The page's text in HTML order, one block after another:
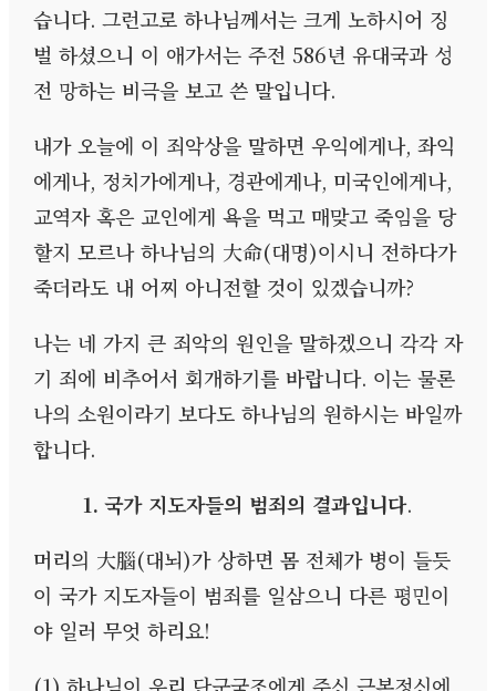
습니다. 그런고로 하나님께서는 크게 노하시어 징
벌 하셨으니 이 애가서는 주전 586년 유대국과 성
전 망하는 비극을 보고 쓴 말입니다.
내가 오늘에 이 죄악상을 말하면 우익에게나, 좌익
에게나, 정치가에게나, 경관에게나, 미국인에게나,
교역자 혹은 교인에게 욕을 먹고 매맞고 죽임을 당
할지 모르나 하나님의 大命(대명)이시니 전하다가
죽더라도 내 어찌 아니전할 것이 있겠습니까?
나는 네 가지 큰 죄악의 원인을 말하겠으니 각각 자
기 죄에 비추어서 회개하기를 바랍니다. 이는 물론
나의 소원이라기 보다도 하나님의 원하시는 바일까
합니다.
1. 국가 지도자들의 범죄의 결과입니다.
머리의 大腦(대뇌)가 상하면 몸 전체가 병이 들듯
이 국가 지도자들이 범죄를 일삼으니 다른 평민이
야 일러 무엇 하리요!